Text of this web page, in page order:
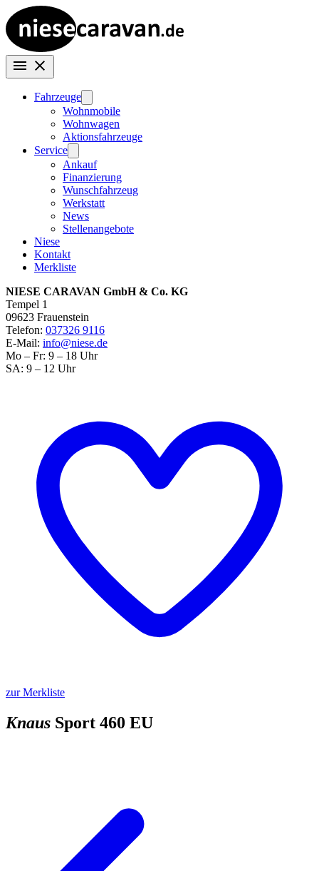
Fahrzeuge
Wohnmobile
Wohnwagen
Aktionsfahrzeuge
Service
Ankauf
Finanzierung
Wunschfahrzeug
Werkstatt
News
Stellenangebote
Niese
Kontakt
Merkliste
NIESE CARAVAN GmbH & Co. KG
Tempel 1
09623 Frauenstein
Telefon: 037326 9116
E-Mail: info@niese.de
Mo – Fr: 9 – 18 Uhr
SA: 9 – 12 Uhr
zur Merkliste
Knaus Sport 460 EU